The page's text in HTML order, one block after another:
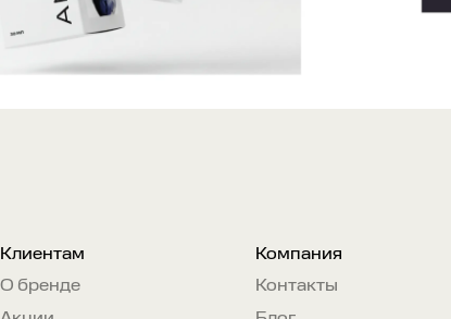
Клиентам
О бренде
Компания
Контакты